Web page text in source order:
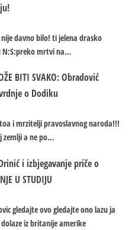
davno bilo! ti jelena drasko
N:S:preko mrtvi na…
BITI SVAKO: Obradović
o Dodiku
i mrzitelji pravoslavnog naroda!!!
zemlji a ne po…
i izbjegavanje priče o
U STUDIJU
gledajte ovo gledajte ono lazu ja
iz britanije amerike